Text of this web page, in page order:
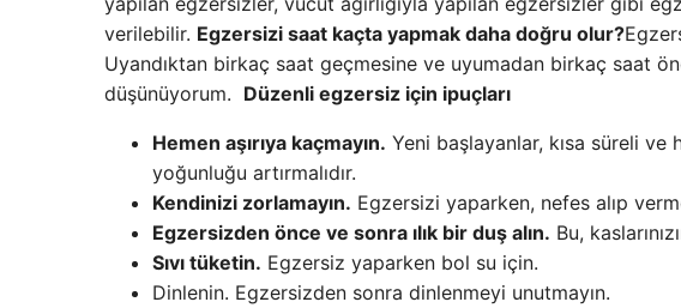
verilebilir. Egzersizi saat kaçta yapmak daha doğru olur?
Uyandıktan birkaç saat geçmesine ve uyumadan birkaç saat
düşünüyorum. Düzenli egzersiz için ipuçları
Hemen aşırıya kaçmayın. Yeni başlayanlar, kısa süreli
yoğunluğu artırmalıdır.
Kendinizi zorlamayın. Egzersizi yaparken, nefes alıp
Egzersizden önce ve sonra ılık bir duş alın. Bu,
Sıvı tüketin. Egzersiz yaparken bol su için.
Dinlenin. Egzersizden sonra dinlenmeyi unutmayın.